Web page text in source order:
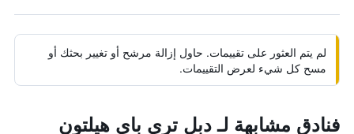
لم يتم العثور على تقييمات. حاول إزالة مرشح أو تغيير بحثك أو
مسح كل شيء لعرض التقييمات.
فنادق مشابهة لـ دبل تري باي هيلتون